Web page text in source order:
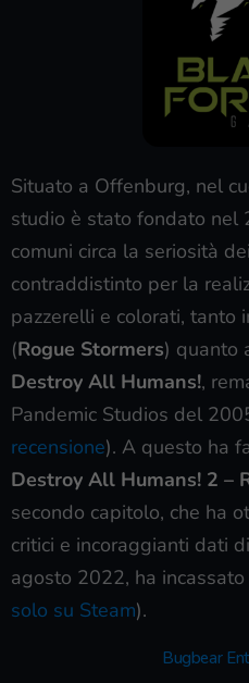
Situato a Offenburg, nel
studio è stato fondato nel
comuni circa la seriosità
contraddistinto per la
pazzerelli e colorati, tanto
(Rogue Stormers) quanto
Destroy All Humans!,
Pandemic Studios del
recensione). A questo ha
Destroy All Humans! 2 –
secondo capitolo, che ha
critici e incoraggianti dati
agosto 2022, ha incassato
solo su Steam).
Bugbear